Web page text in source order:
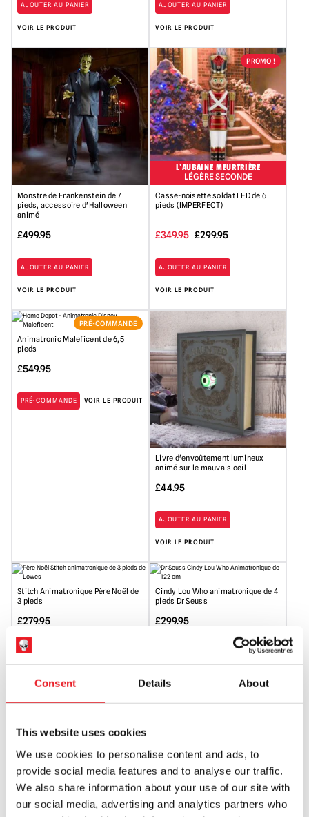
Consent Details About
This website uses cookies
We use cookies to personalise content and ads, to
provide social media features and to analyse our traffic.
We also share information about your use of our site with
our social media, advertising and analytics partners who
AJOUTER AU PANIER
VOIR LE PRODUIT
AJOUTER AU PANIER
VOIR LE PRODUIT
Monstre de Frankenstein de 7
pieds, accessoire d'Halloween
animé
£499.95
AJOUTER AU PANIER
VOIR LE PRODUIT
PROMO !
L'AUBAINE MEURTRIÈRE
LÉGÈRE SECONDE
Casse-noisette soldat LED de 6
pieds (IMPERFECT)
£349.95 Le
initial
était
:
349,95
£.
£299.95Le
actuel
de
299,95
£.
AJOUTER AU PANIER
VOIR LE PRODUIT
PRÉ-COMMANDE
Animatronic Maleficent de 6,5
pieds
£549.95
PRÉ-COMMANDE VOIR LE PRODUIT
Livre d'envoûtement lumineux
animé sur le mauvais oeil
£44.95
AJOUTER AU PANIER
VOIR LE PRODUIT
Stitch Animatronique Père Noël de
3 pieds
£279.95
AJOUTER AU PANIER
Cindy Lou Who animatronique de 4
pieds Dr Seuss
£299.95
Seuss de 4 pieds
£299.95
AJOUTER AU PANIER
VOIR LE PRODUIT